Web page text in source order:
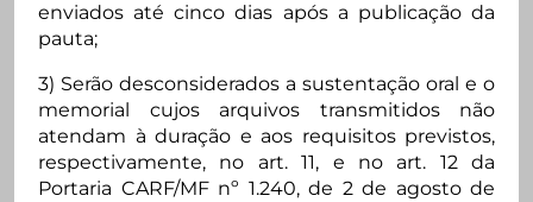
enviados até cinco dias após a publicação da
pauta;
3) Serão desconsiderados a sustentação oral e o
memorial cujos arquivos transmitidos não
atendam à duração e aos requisitos previstos,
respectivamente, no art. 11, e no art. 12 da
Portaria CARF/MF nº 1.240, de 2 de agosto de